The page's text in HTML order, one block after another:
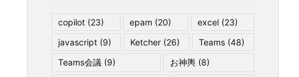
copilot (23) epam (20) excel(23)
javascript (9) Ketcher (26) Teams (48)
Teams会議 (9) お神輿(8)